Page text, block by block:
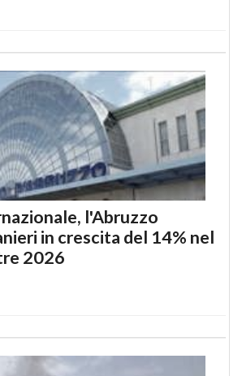
l'Abruzzo
in crescita del 14% nel
2026